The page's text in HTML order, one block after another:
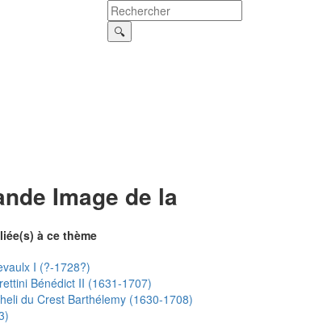
Image de la
à ce thème
I (?-1728?)
Bénédict II (1631-1707)
du Crest Barthélemy (1630-1708)